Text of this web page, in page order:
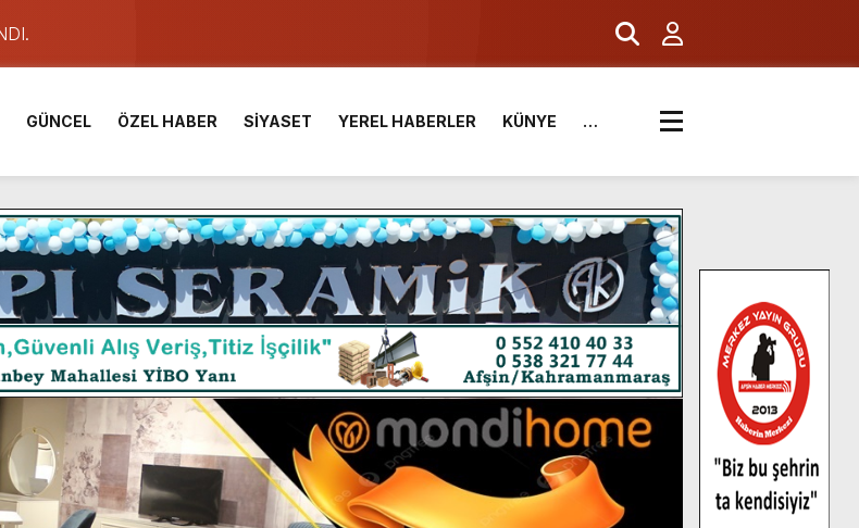
Şenlendi.
Konvoyu, güçlenerek ilerliyor.
Alacak.
Şehitlerinin Aileleriyle Bir Araya Geldi.
Beşikdüzü’nde hayırlı olsun ziyareti.
ve Bilimle Buluştu.
Etap Tamamlandı.
GÜNCEL ÖZEL HABER SİYASET YEREL HABERLER KÜNYE …